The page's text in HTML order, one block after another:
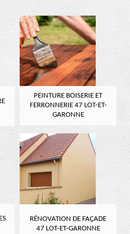
PEINTURE BOISERIE ET
FERRONNERIE 47 LOT-ET-
GARONNE
RÉNOVATION DE FAÇADE
47 LOT-ET-GARONNE